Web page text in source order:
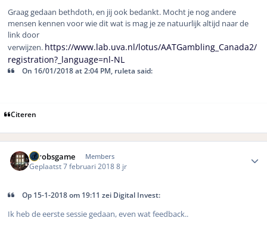
Graag gedaan bethdoth, en jij ook bedankt. Mocht je nog andere
mensen kennen voor wie dit wat is mag je ze natuurlijk altijd naar de
link door
verwijzen. https://www.lab.uva.nl/lotus/AATGambling_Canada2/
registration?_language=nl-NL
On 16/01/2018 at 2:04 PM, ruleta said:
Citeren
eurobsgame Members
Geplaatst7 februari 20188 jr
Op 15-1-2018 om 19:11 zei Digital Invest:
Ik heb de eerste sessie gedaan, even wat feedback..